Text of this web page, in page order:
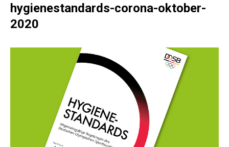
hygienestandards-corona-oktober-
2020